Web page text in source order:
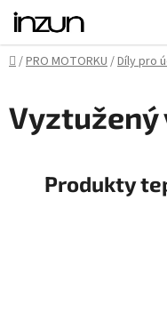
Přejít
obsah
Domů
/PRO MOTORKU/Díly pro
Vyztužený
Produkty